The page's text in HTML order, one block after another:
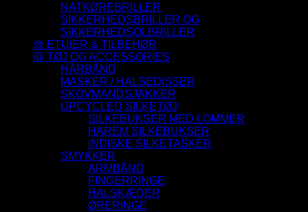
NATKØREBRILLER
SIKKERHEDSBRILLER OG
SIKKERHEDSOLBRILLER
👜 ETUIER & TILBEHØR
🧥 TØJ OG ACCESSORIES
HÅRBÅND
MASKER / HALSEDISSER
SKOVMANDSJAKKER
UPCYCLED SILKETØJ
SILKEBUKSER MED LOMMER
HAREM SILKEBUKSER
INDISKE SILKETASKER
SMYKKER
ARMBÅND
FINGERRINGE
HALSKÆDER
ØRERINGE